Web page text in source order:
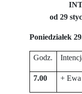
od 29
Poniedziałek
Godz.
7.00 + Ewa